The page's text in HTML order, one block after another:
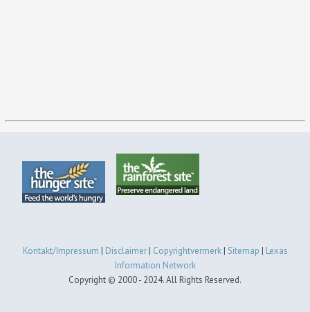
Kontakt/Impressum | Disclaimer| Copyrightvermerk| Sitemap | Lexas
Information Network
Copyright © 2000 - 2024. All Rights Reserved.